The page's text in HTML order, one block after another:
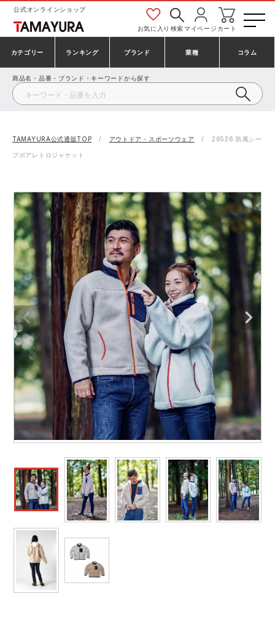
公式オンラインショップ
お気に入り 検索マイページ カート
カテゴリー
安全靴・作業靴
事務服・オフィスウェア
防寒着
作業用手袋
アウトドア・スポーツ
ワークスーツ
コンプレッションウェア
作業用ポロシャツ
安全保護具
レインウェア・カッパ
ヤッケ
作業用小物・アクセサリー
ランキング
安全靴ランキング
安全靴スニーカーランキング
アシックス安全靴ランキング
ミズノ安全靴ランキング
作業着ランキング
アウトドアウェアランキング
つなぎランキング
空調服ランキング
コンプレッションウェアランキング
作業用ポロシャツランキング
作業用手袋ランキング
レインウェアランキング
アイズフロンティア ランキング
ブランド
アシックス
プーマ コンバース（CONVERSE）
アイズフロンティア TSDESIGN
寅壱 アイトス株式会社
コーコス ジーベック
クロダルマ 桑和
山田辰 クレヒフク
おたふく手袋 マック
住商モンブラン ボンマックス
GUSH FORCE CUP
GDジャパン カーシーカシマ
シンメン
ハイパーV
業種
建設・建築作業服
製造・工場作業服
大工・鳶作業服
農作業服
電気・設備作業服
配達・営業作業服
自動車整備士作業服
DIY・日曜大工作業服
飲食店ユニフォーム
運送・倉庫作業服
清掃・ビルメンテ作業服
夜間・高視認性安全服
医療白衣・介護服
コラム
商品名・品番・ブランド・キーワードから探す
TAMAYURA公式通販TOP アウトドア・スポーツウェア 26526 防風シー
プボアレトロジャケット